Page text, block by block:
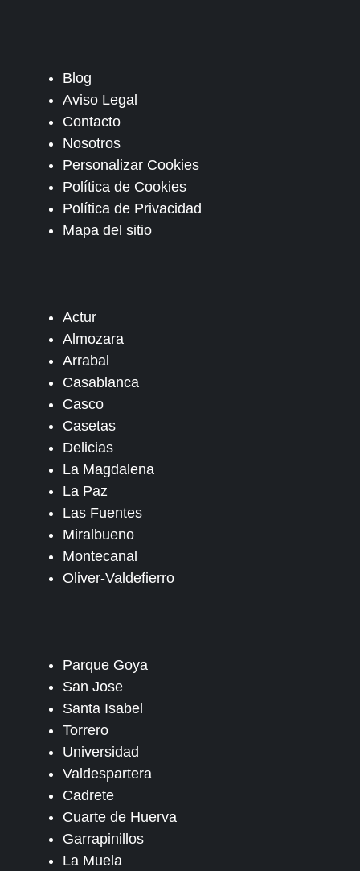
Blog
Aviso Legal
Contacto
Nosotros
Personalizar Cookies
Política de Cookies
Política de Privacidad
Mapa del sitio
Actur
Almozara
Arrabal
Casablanca
Casco
Casetas
Delicias
La Magdalena
La Paz
Las Fuentes
Miralbueno
Montecanal
Oliver-Valdefierro
Parque Goya
San Jose
Santa Isabel
Torrero
Universidad
Valdespartera
Cadrete
Cuarte de Huerva
Garrapinillos
La Muela